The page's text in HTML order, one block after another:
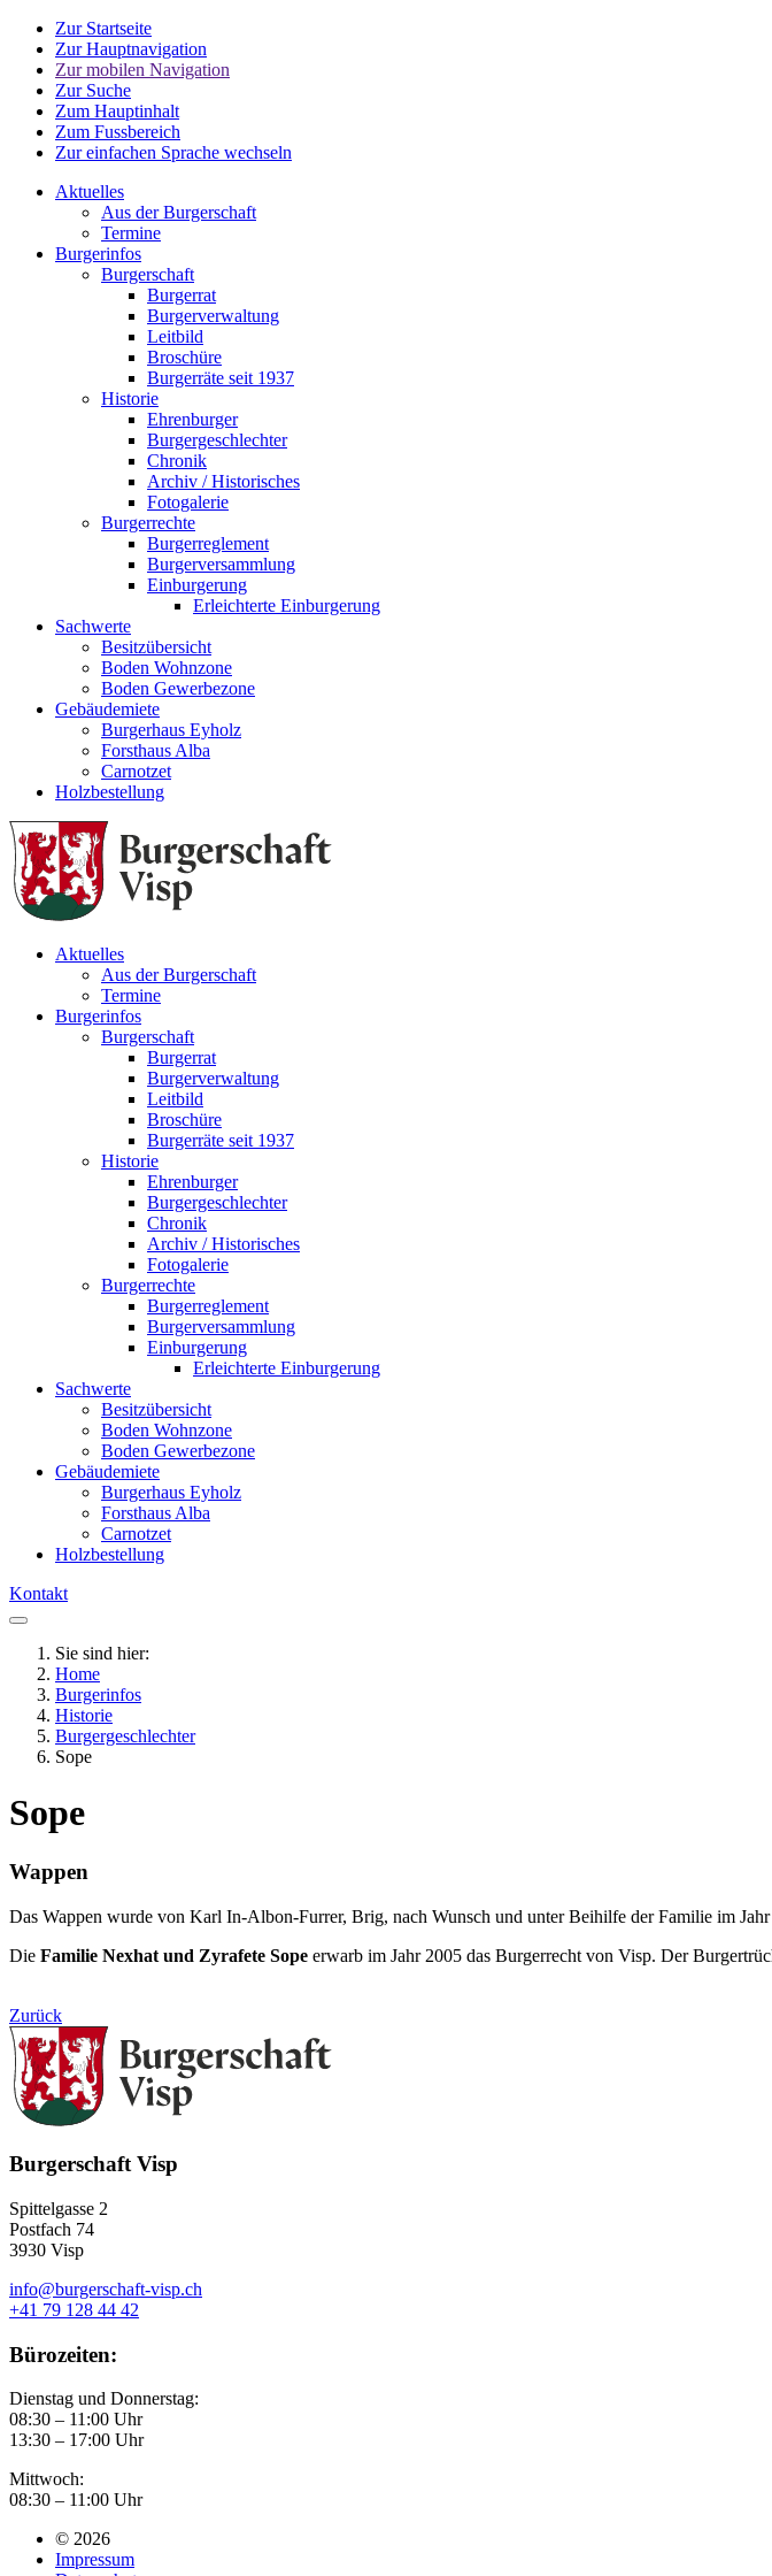
Zur Startseite
Zur Hauptnavigation
Zur mobilen Navigation
Zur Suche
Zum Hauptinhalt
Zum Fussbereich
Zur einfachen Sprache wechseln
Aktuelles
Aus der Burgerschaft
Termine
Burgerinfos
Burgerschaft
Burgerrat
Burgerverwaltung
Leitbild
Broschüre
Burgerräte seit 1937
Historie
Ehrenburger
Burgergeschlechter
Chronik
Archiv / Historisches
Fotogalerie
Burgerrechte
Burgerreglement
Burgerversammlung
Einburgerung
Erleichterte Einburgerung
Sachwerte
Besitzübersicht
Boden Wohnzone
Boden Gewerbezone
Gebäudemiete
Burgerhaus Eyholz
Forsthaus Alba
Carnotzet
Holzbestellung
Aktuelles
Aus der Burgerschaft
Termine
Burgerinfos
Burgerschaft
Burgerrat
Burgerverwaltung
Leitbild
Broschüre
Burgerräte seit 1937
Historie
Ehrenburger
Burgergeschlechter
Chronik
Archiv / Historisches
Fotogalerie
Burgerrechte
Burgerreglement
Burgerversammlung
Einburgerung
Erleichterte Einburgerung
Sachwerte
Besitzübersicht
Boden Wohnzone
Boden Gewerbezone
Gebäudemiete
Burgerhaus Eyholz
Forsthaus Alba
Carnotzet
Holzbestellung
Kontakt
Sie sind hier:
Home
Burgerinfos
Historie
Burgergeschlechter
Sope
Sope
Wappen
Das Wappen wurde von Karl In-Albon-Furrer, Brig, nach Wunsch und unter Beihilfe der Familie im Jahr
Die Familie Nexhat und Zyrafete Sope erwarb im Jahr 2005 das Burgerrecht von Visp. Der
Zurück
Burgerschaft Visp
Spittelgasse 2
Postfach 74
3930 Visp
info@burgerschaft-visp.ch
+41 79 128 44 42
Bürozeiten:
Dienstag und Donnerstag:
08:30 – 11:00 Uhr
13:30 – 17:00 Uhr
Mittwoch:
08:30 – 11:00 Uhr
© 2026
Impressum